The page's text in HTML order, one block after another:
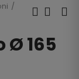
Ø 165